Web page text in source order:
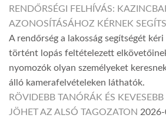
RENDŐRSÉGI FELHÍVÁS:
AZONOSÍTÁSÁHOZ KÉRNEK
A rendőrség a lakosság segítségét
történt lopás feltételezett
nyomozók olyan személyeket
álló kamerafelvételeken láthatók.
RÖVIDEBB TANÓRÁK ÉS
JÖHET AZ ALSÓ TAGOZATON